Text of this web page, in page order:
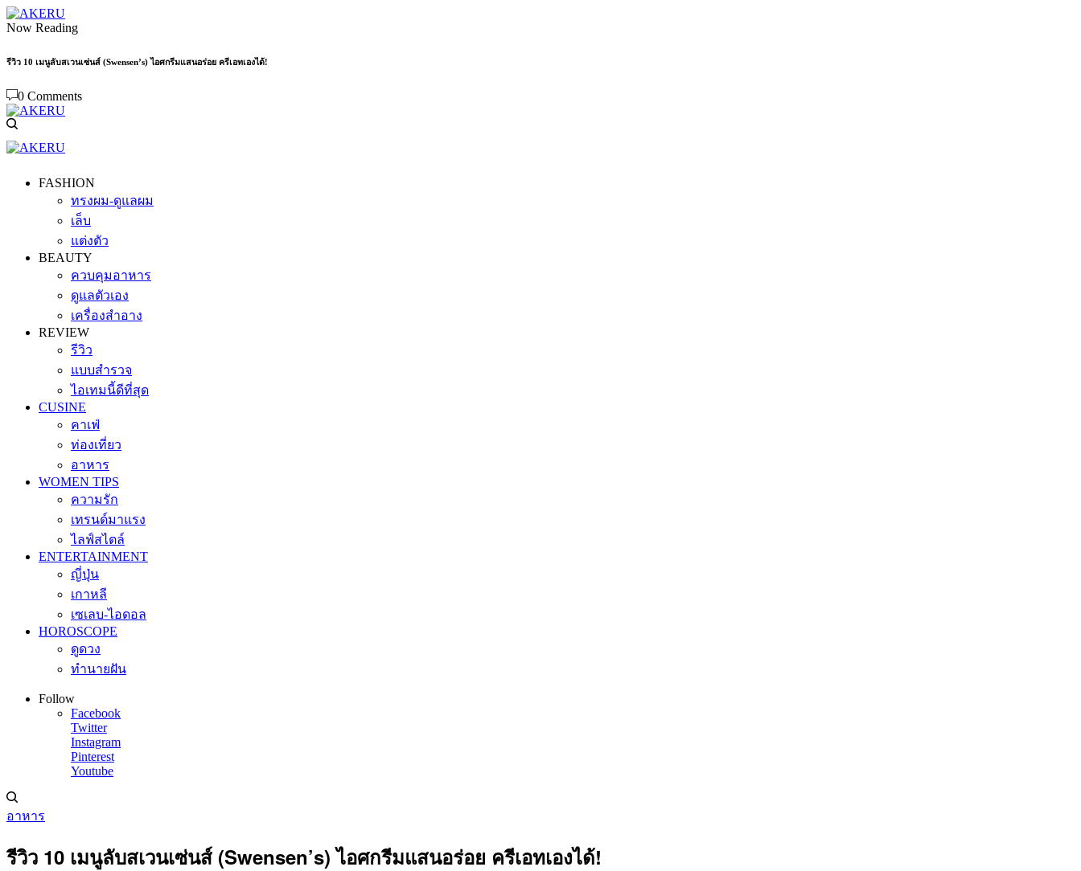
Now Reading
รีวิว 10 เมนูลับสเวนเซ่นส์ (Swensen’s) ไอศกรีมแสนอร่อย ครีเอทเองได้!
0 Comments
FASHION
ทรงผม-ดูแลผม
เล็บ
แต่งตัว
BEAUTY
ควบคุมอาหาร
ดูแลตัวเอง
เครื่องสำอาง
REVIEW
รีวิว
แบบสำรวจ
ไอเทมนี้ดีที่สุด
CUSINE
คาเฟ่
ท่องเที่ยว
อาหาร
WOMEN TIPS
ความรัก
เทรนด์มาแรง
ไลฟ์สไตล์
ENTERTAINMENT
ญี่ปุ่น
เกาหลี
เซเลบ-ไอดอล
HOROSCOPE
ดูดวง
ทำนายฝัน
Follow
Facebook
Twitter
Instagram
Pinterest
Youtube
อาหาร
รีวิว 10 เมนูลับสเวนเซ่นส์ (Swensen’s) ไอศกรีมแสนอร่อย ครีเอทเองได้!